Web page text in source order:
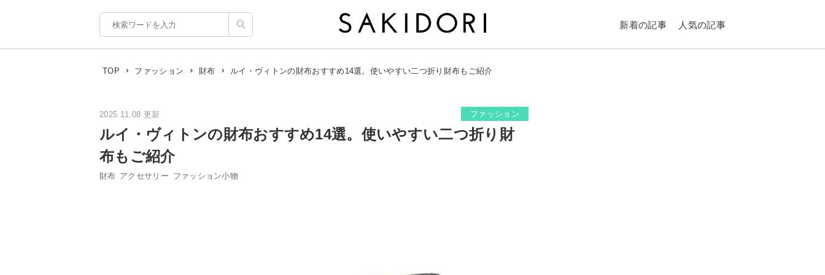
新着の記事 人気の記事
TOP ファッション 財布 ルイ・ヴィトンの財布おすすめ14選。使いやすい二つ折り財布もご紹介
2025.11.08 更新 ファッション
ルイ・ヴィトンの財布おすすめ14選。使いやすい二つ折り財
布もご紹介
財布 アクセサリー ファッション小物